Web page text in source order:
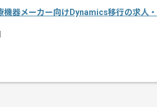
機器メーカー向けDynamics移行の求人